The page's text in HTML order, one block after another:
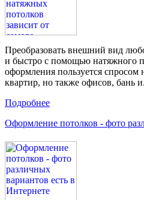
Преобразовать внешний вид
и быстро с помощью натяжного
оформления пользуется спросом
квартир, но также офисов, бань
Подробнее
Оформление потолков - фото